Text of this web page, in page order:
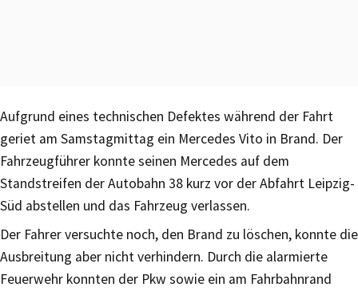
Aufgrund eines technischen Defektes während der Fahrt
geriet am Samstagmittag ein Mercedes Vito in Brand. Der
Fahrzeugführer konnte seinen Mercedes auf dem
Standstreifen der Autobahn 38 kurz vor der Abfahrt Leipzig-
Süd abstellen und das Fahrzeug verlassen.
Der Fahrer versuchte noch, den Brand zu löschen, konnte die
Ausbreitung aber nicht verhindern. Durch die alarmierte
Feuerwehr konnten der Pkw sowie ein am Fahrbahnrand